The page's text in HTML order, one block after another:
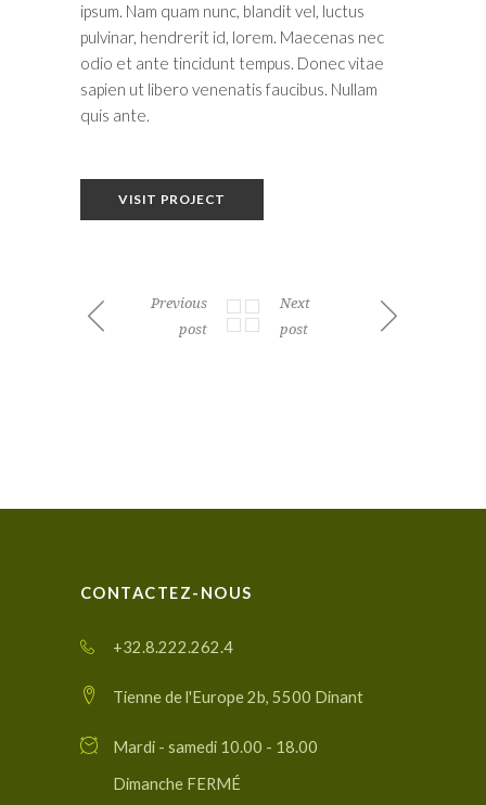
ipsum. Nam quam nunc, blandit vel, luctus
pulvinar, hendrerit id, lorem. Maecenas nec
odio et ante tincidunt tempus. Donec vitae
sapien ut libero venenatis faucibus. Nullam
quis ante.
VISIT PROJECT
Previous
post
Next
post
CONTACTEZ-NOUS
+32.8.222.262.4
Tienne de l'Europe 2b, 5500 Dinant
Mardi - samedi 10.00 - 18.00
Dimanche FERMÉ